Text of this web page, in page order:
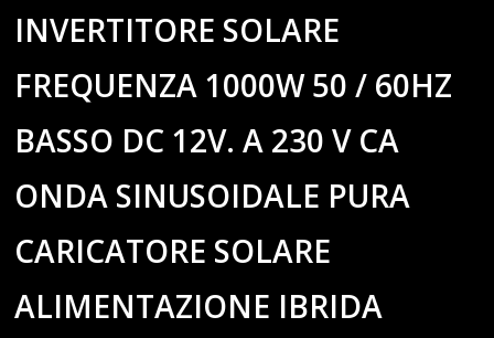
INVERTITORE SOLARE
FREQUENZA 1000W 50 / 60HZ
BASSO DC 12V. A 230 V CA
ONDA SINUSOIDALE PURA
CARICATORE SOLARE
ALIMENTAZIONE IBRIDA